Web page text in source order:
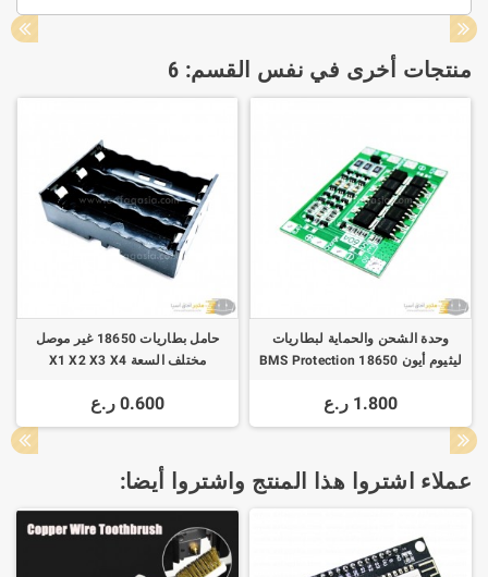
منتجات أخرى في نفس القسم: 6
وحدة الشحن والحماية لبطاريات
ليثيوم أيون 18650 BMS Protection
Module
1.800 ر.ع
حامل بطاريات 18650 غير موصل
مختلف السعة X1 X2 X3 X4
0.600 ر.ع
عملاء اشتروا هذا المنتج واشتروا أيضا: